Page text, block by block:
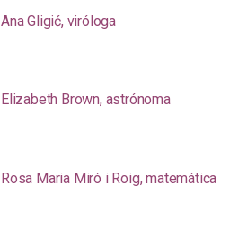
Ana Gligić, viróloga
Elizabeth Brown, astrónoma
Rosa Maria Miró i Roig, matemática